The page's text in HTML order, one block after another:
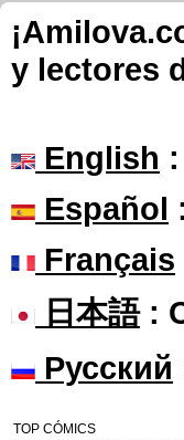
y lectores
English
Español
Français
日本語:
Русский
TOP CÓMICS